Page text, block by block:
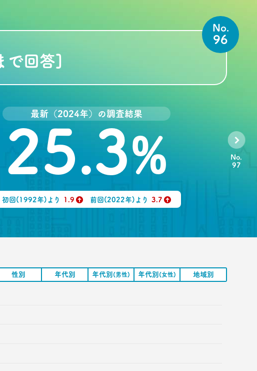
で回答]
No.
96
最新（2024年）の調査結果
25.3%
初回(1992年)より
1.9
↑
前回(2022年)より
3.7
↑
No.
97
性別 年代別 年代別 (男性) 年代別 (女性) 地域別